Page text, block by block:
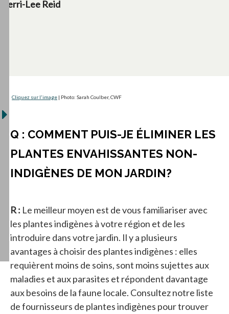
Terri-Lee Reid
Cliquez sur l'image | Photo: Sarah Coulber, CWF
Q : COMMENT PUIS-JE ÉLIMINER LES
PLANTES ENVAHISSANTES NON-
INDIGÈNES DE MON JARDIN?
R : Le meilleur moyen est de vous familiariser avec
les plantes indigènes à votre région et de les
introduire dans votre jardin. Il y a plusieurs
avantages à choisir des plantes indigènes : elles
requièrent moins de soins, sont moins sujettes aux
maladies et aux parasites et répondent davantage
aux besoins de la faune locale. Consultez notre liste
de fournisseurs de plantes indigènes pour trouver